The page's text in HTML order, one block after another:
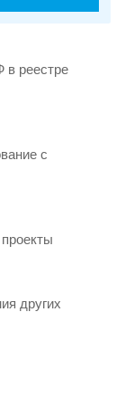
в реестре
с
других